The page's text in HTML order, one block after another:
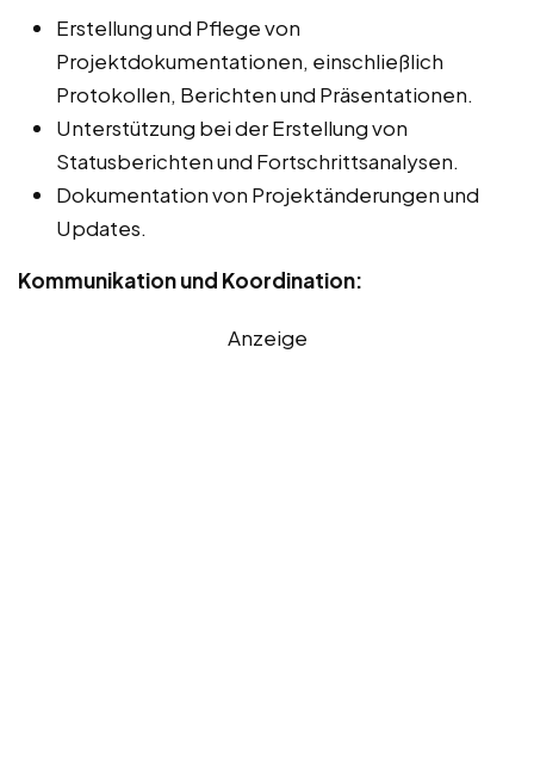
Erstellung und Pflege von
Projektdokumentationen, einschließlich
Protokollen, Berichten und Präsentationen.
Unterstützung bei der Erstellung von
Statusberichten und Fortschrittsanalysen.
Dokumentation von Projektänderungen und
Updates.
Kommunikation und Koordination:
Anzeige